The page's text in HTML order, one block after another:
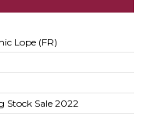
Lope (FR)
Stock Sale 2022